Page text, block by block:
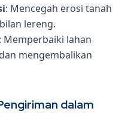
: Mencegah erosi tanah
lereng.
: Memperbaiki lahan
mengembalikan
dalam